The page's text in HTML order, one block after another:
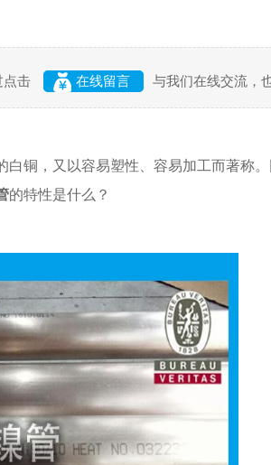
点击 在线留言 与我们在线交流，
铜，又以容易塑性、容易加工而著称
的特性是什么？